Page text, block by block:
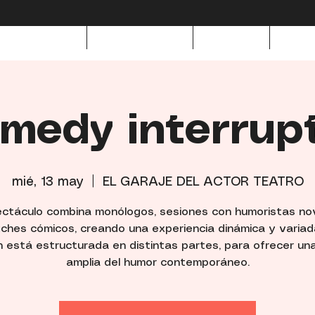
mié, 13 may EL GARAJE DEL ACTOR TEATRO
combina monólogos, sesiones con humoristas
cómicos, creando una experiencia dinámica y
está estructurada en distintas partes, para ofrecer
amplia del humor contemporáneo.